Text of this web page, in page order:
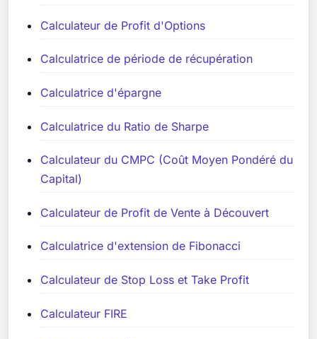
Calculateur de Profit d'Options
Calculatrice de période de récupération
Calculatrice d'épargne
Calculatrice du Ratio de Sharpe
Calculateur du CMPC (Coût Moyen Pondéré du
Capital)
Calculateur de Profit de Vente à Découvert
Calculatrice d'extension de Fibonacci
Calculateur de Stop Loss et Take Profit
Calculateur FIRE